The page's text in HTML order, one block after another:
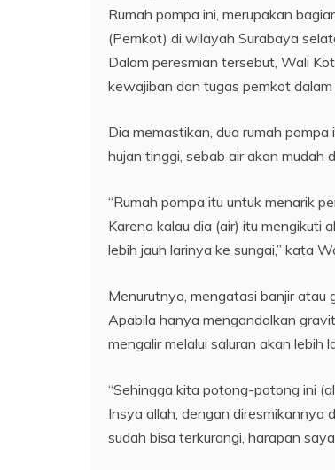
Rumah pompa ini, merupakan
(Pemkot) di wilayah Surabaya
Dalam peresmian tersebut, Wali
kewajiban dan tugas pemkot dalam
Dia memastikan, dua rumah
hujan tinggi, sebab air akan mudah
“Rumah pompa itu untuk menarik
Karena kalau dia (air) itu mengikuti
lebih jauh larinya ke sungai,” kata
Menurutnya, mengatasi banjir atau
Apabila hanya mengandalkan
mengalir melalui saluran akan lebih
“Sehingga kita potong-potong ini
Insya allah, dengan diresmikannya
sudah bisa terkurangi, harapan